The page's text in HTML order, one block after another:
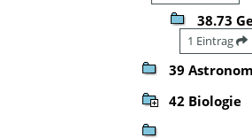
38.73
1 Eintrag
39
42 Biologie